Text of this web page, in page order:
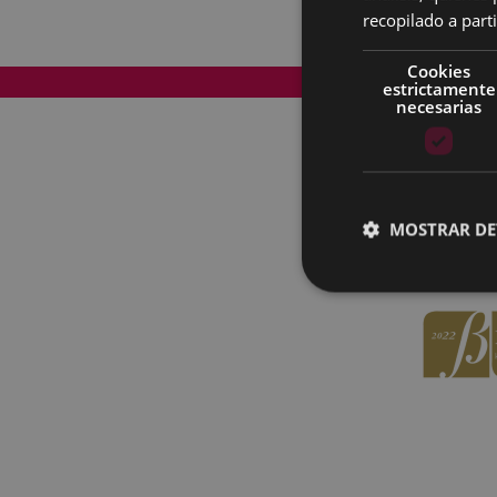
Mapa del Sitio
recopilado a
Cookies
estrictamente
necesarias
MOSTRAR